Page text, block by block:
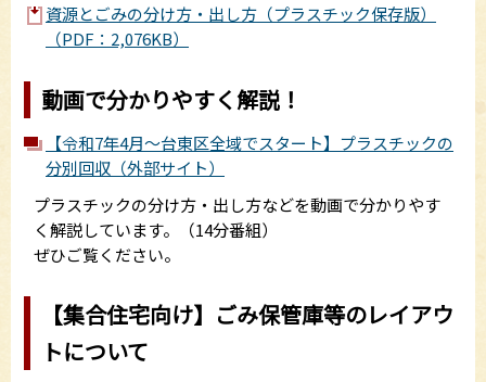
資源とごみの分け方・出し方（プラスチック保存版）
（PDF：2,076KB）
動画で分かりやすく解説！
【令和7年4月～台東区全域でスタート】プラスチックの
分別回収（外部サイト）
プラスチックの分け方・出し方などを動画で分かりやす
く解説しています。（14分番組）
ぜひご覧ください。
【集合住宅向け】ごみ保管庫等のレイアウ
トについて